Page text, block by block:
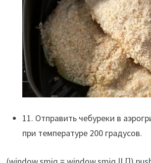
11. Отправить чебуреки в
при температуре 200 градусов.